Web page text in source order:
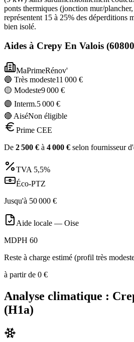
ponts thermiques (jonction mur/
représentent 15 à 25% des déperditions
bien isolé.
Aides à Crepy En Valois (60800
MaPrimeRénov'
🔵 Très modeste11 000 €
🟡 Modeste9 000 €
🟣 Interm.5 000 €
🔴 AiséNon éligible
Prime CEE
De 2 500 € à 4 000 € selon fournisseur
TVA 5,5%
Éco-PTZ
Jusqu'à 50 000 €
Aide locale — Oise
MDPH 60
Reste à charge estimé (profil très
à partir de 0 €
Analyse climatique :
(H1a)